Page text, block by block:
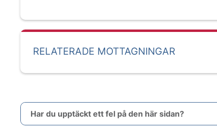
RELATERADE MOTTAGNINGAR
Har du upptäckt ett fel på den här sidan?